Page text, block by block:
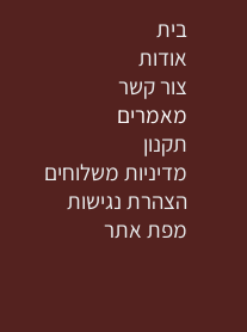
בית
אודות
צור קשר
מאמרים
תקנון
מדיניות משלוחים
הצהרת נגישות
מפת אתר